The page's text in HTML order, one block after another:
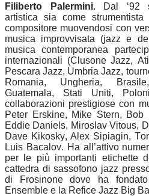
Filiberto Palermini. Dal ‘92
artistica sia come
compositore muovendosi con
musica improvvisata (jazz e
musica contemporanea
internazionali (Clusone Jazz,
Pescara Jazz, Umbria Jazz,
Romania, Ungheria,
Guatemala, Stati Uniti,
collaborazioni prestigiose con
Peter Erskine, Mike Stern, Bob
Eddie Daniels, Miroslav Vitous,
Dave Kikosky, Alex Sipiagin,
Luis Bacalov. Ha all’attivo
per le più importanti etichette
cattedra di sassofono jazz
di Frosinone dove ha
Ensemble e la Refice Jazz Big